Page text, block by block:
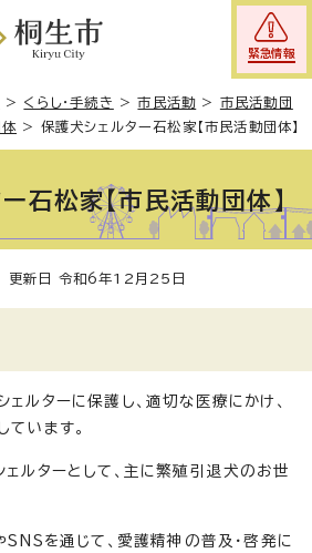
緊急情報
> くらし・手続き >市民活動 > 市民活動団
> 保護犬シェルター石松家【市民活動団体】
石松家【市民活動団体】
新日 令和6年12月25日
ルターに保護し、適切な医療にかけ、
います。
ルターとして、主に繁殖引退犬のお世
を通じて、愛護精神の普及・啓発に